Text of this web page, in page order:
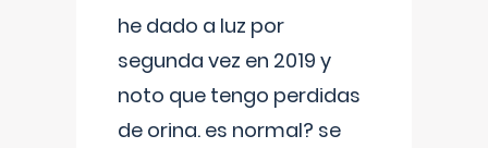
he dado a luz por
segunda vez en 2019 y
noto que tengo perdidas
de orina. es normal? se